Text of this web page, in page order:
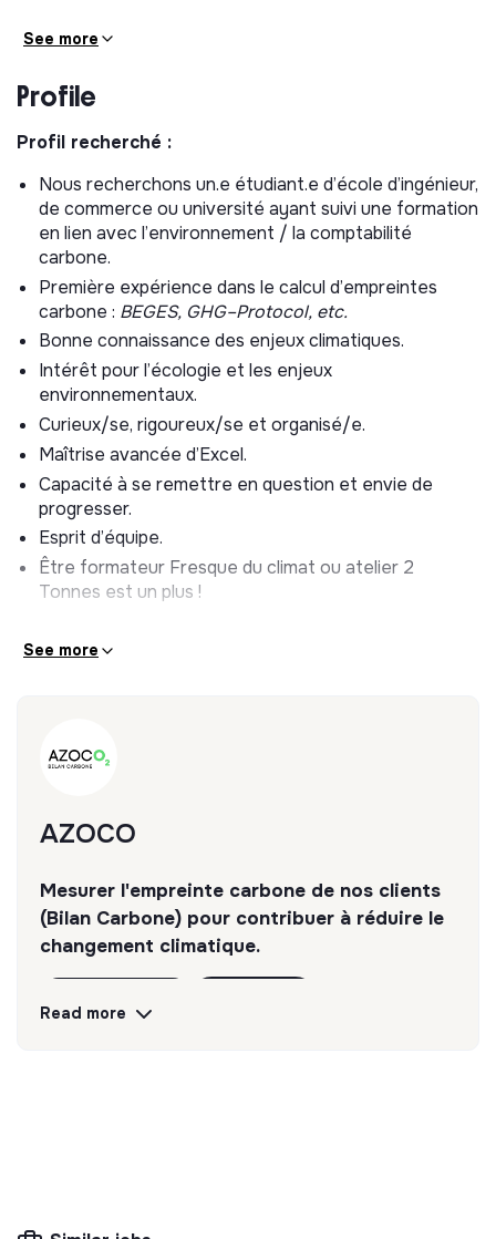
empreintes carbones de nos clients :
présentations avec les résultats et élaboration de
accompagnés
Contribution à la veille sur les actualités Bilan
Carbone et les enjeux climatiques.
Participation aux réflexions pour optimiser les outils
internes de production.
Animation ou assistance à l’organisation d’ateliers de
formation et sensibilisation aux enjeux climatiques.
Pour rejoindre une jeune entreprise en plein
développement qui fourmille d’idées et de projets
Bureaux à Paris 10e (métro Jacques Bonsergent, à
8min à pied de Gare de l’Est)
Une équipe passionnée des sujets environnement /
énergie / climat
Prise en charge transports en commun 100%
Déjeuners d’équipes réguliers
Salaire et avantages :
100% du Pass Navigo remboursé
See more
Profile
Profil recherché :
Nous recherchons un.e étudiant.e d’école d’ingénieur,
de commerce ou université ayant suivi une formation
en lien avec l’environnement / la comptabilité
carbone.
Première expérience dans le calcul d’empreintes
carbone : BEGES, GHG–Protocol, etc.
Bonne connaissance des enjeux climatiques.
Intérêt pour l’écologie et les enjeux
environnementaux.
Curieux/se, rigoureux/se et organisé/e.
Maîtrise avancée d’Excel.
Capacité à se remettre en question et envie de
progresser.
Esprit d’équipe.
Être formateur Fresque du climat ou atelier 2
Tonnes est un plus !
See more
AZOCO
Mesurer l'empreinte carbone de nos clients
(Bilan Carbone) pour contribuer à réduire le
changement climatique.
Read more